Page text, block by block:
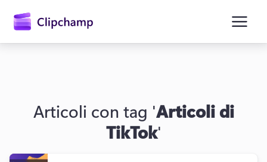
principale
Articoli con tag 'Articoli di
TikTok'